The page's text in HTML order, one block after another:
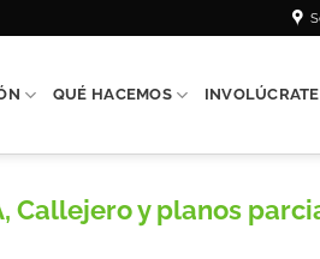
QUÉ HACEMOS INVOLÚCRATE
Callejero y planos